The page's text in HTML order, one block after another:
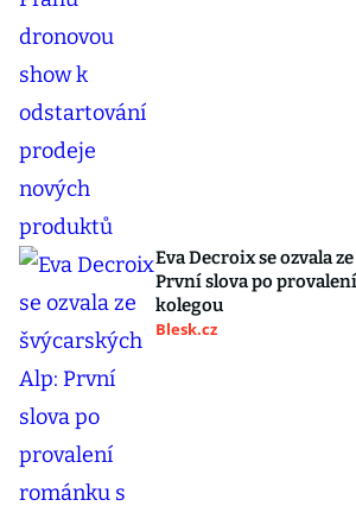
Eva Decroix se ozvala
První slova po
kolegou
Blesk.cz